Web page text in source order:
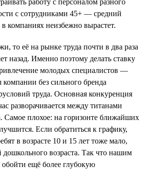
с сотрудниками 45+ — средний
в компаниях неизбежно вырастет.
то её на рынке труда почти в два раза
назад. Именно поэтому делать ставку
молодых специалистов —
компании без сильного бренда
труда. Основная конкуренция
разворачивается между титанами
Самое плохое: на горизонте ближайших
Если обратиться к графику,
в возрасте 10 и 15 лет тоже мало,
дошкольного возраста. Так что нашим
ещё более глубокую